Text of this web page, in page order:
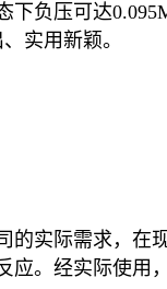
下负压可达
实用新颖。
的实际需求，在
应。经实际使